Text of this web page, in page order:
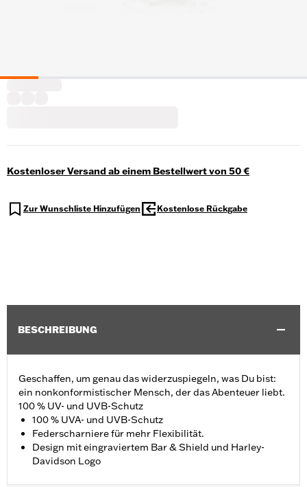
Kostenloser Versand ab einem Bestellwert von 50 €
Zur Wunschliste Hinzufügen Kostenlose Rückgabe
BESCHREIBUNG
Geschaffen, um genau das widerzuspiegeln, was Du bist:
ein nonkonformistischer Mensch, der das Abenteuer liebt.
100 % UV- und UVB-Schutz
100 % UVA- und UVB-Schutz
Federscharniere für mehr Flexibilität.
Design mit eingraviertem Bar & Shield und Harley-
Davidson Logo